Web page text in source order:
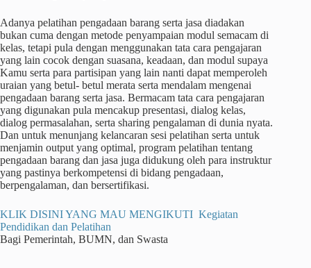
Adanya pelatihan pengadaan barang serta jasa diadakan
bukan cuma dengan metode penyampaian modul semacam di
kelas, tetapi pula dengan menggunakan tata cara pengajaran
yang lain cocok dengan suasana, keadaan, dan modul supaya
Kamu serta para partisipan yang lain nanti dapat memperoleh
uraian yang betul- betul merata serta mendalam mengenai
pengadaan barang serta jasa. Bermacam tata cara pengajaran
yang digunakan pula mencakup presentasi, dialog kelas,
dialog permasalahan, serta sharing pengalaman di dunia nyata.
Dan untuk menunjang kelancaran sesi pelatihan serta untuk
menjamin output yang optimal, program pelatihan tentang
pengadaan barang dan jasa juga didukung oleh para instruktur
yang pastinya berkompetensi di bidang pengadaan,
berpengalaman, dan bersertifikasi.
KLIK DISINI YANG MAU MENGIKUTI Kegiatan
Pendidikan dan Pelatihan
Bagi Pemerintah, BUMN, dan Swasta